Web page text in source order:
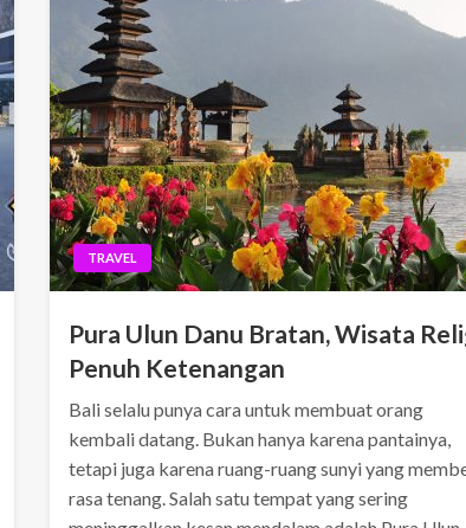
TRAVEL
Pura Ulun Danu Bratan, Wisata
Penuh Ketenangan
Bali selalu punya cara untuk membuat orang
kembali datang. Bukan hanya karena pantainya,
tetapi juga karena ruang-ruang sunyi yang
rasa tenang. Salah satu tempat yang sering